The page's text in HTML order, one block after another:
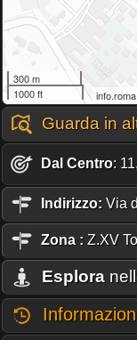
300 m
1000 ft
Guarda in
Dal Centro:
Indirizzo: Via
Zona : Z.XV
Esplora